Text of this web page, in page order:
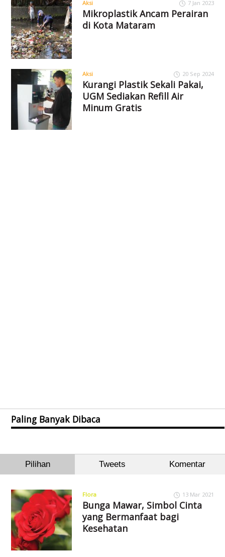
Aksi 7 Jan 2023
Mikroplastik Ancam Perairan
di Kota Mataram
Aksi 20 Sep 2024
Kurangi Plastik Sekali Pakai,
UGM Sediakan Refill Air
Minum Gratis
Paling Banyak Dibaca
Pilihan Tweets Komentar
Flora 13 Mar 2021
Bunga Mawar, Simbol Cinta
yang Bermanfaat bagi
Kesehatan